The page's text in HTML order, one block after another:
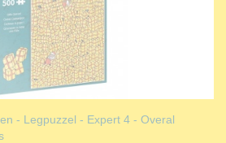
- Legpuzzel - Expert 4 - Overal